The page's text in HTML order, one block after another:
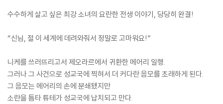
수수하게 살고 싶은 최강 소녀의 요란한 전생 이야기, 당당히 완결!
“신님, 절 이 세계에 데려와줘서 정말로 고마워요!”
니케를 쓰러뜨리고서 제오라르에서 귀환한 메어리 일행.
그러나 그 사건으로 성교국에 찍혀서 더 커다란 음모를 초래하게 된다.
그 음모는 메어리의 손에 분쇄됐지만
소란을 틈타 튜테가 성교국에 납치되고 만다.